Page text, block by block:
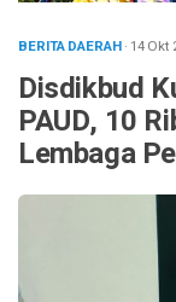
BERITA DAERAH· 14 Okt
Disdikbud
PAUD, 10
Lembaga